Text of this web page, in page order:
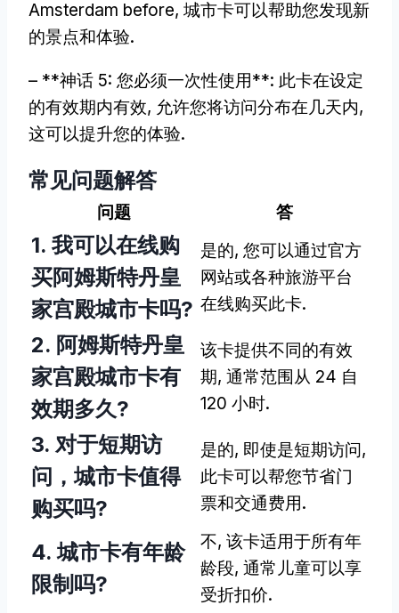
Amsterdam before, 城市卡可以帮助您发现新
的景点和体验.
– **神话 5: 您必须一次性使用**: 此卡在设定
的有效期内有效, 允许您将访问分布在几天内,
这可以提升您的体验.
常见问题解答
问题 答
1. 我可以在线购
买阿姆斯特丹皇
家宫殿城市卡吗?
是的, 您可以通过官方
网站或各种旅游平台
在线购买此卡.
2. 阿姆斯特丹皇
家宫殿城市卡有
效期多久?
该卡提供不同的有效
期, 通常范围从 24 自
120 小时.
3. 对于短期访
问，城市卡值得
购买吗?
是的, 即使是短期访问,
此卡可以帮您节省门
票和交通费用.
4. 城市卡有年龄
限制吗?
不, 该卡适用于所有年
龄段, 通常儿童可以享
受折扣价.